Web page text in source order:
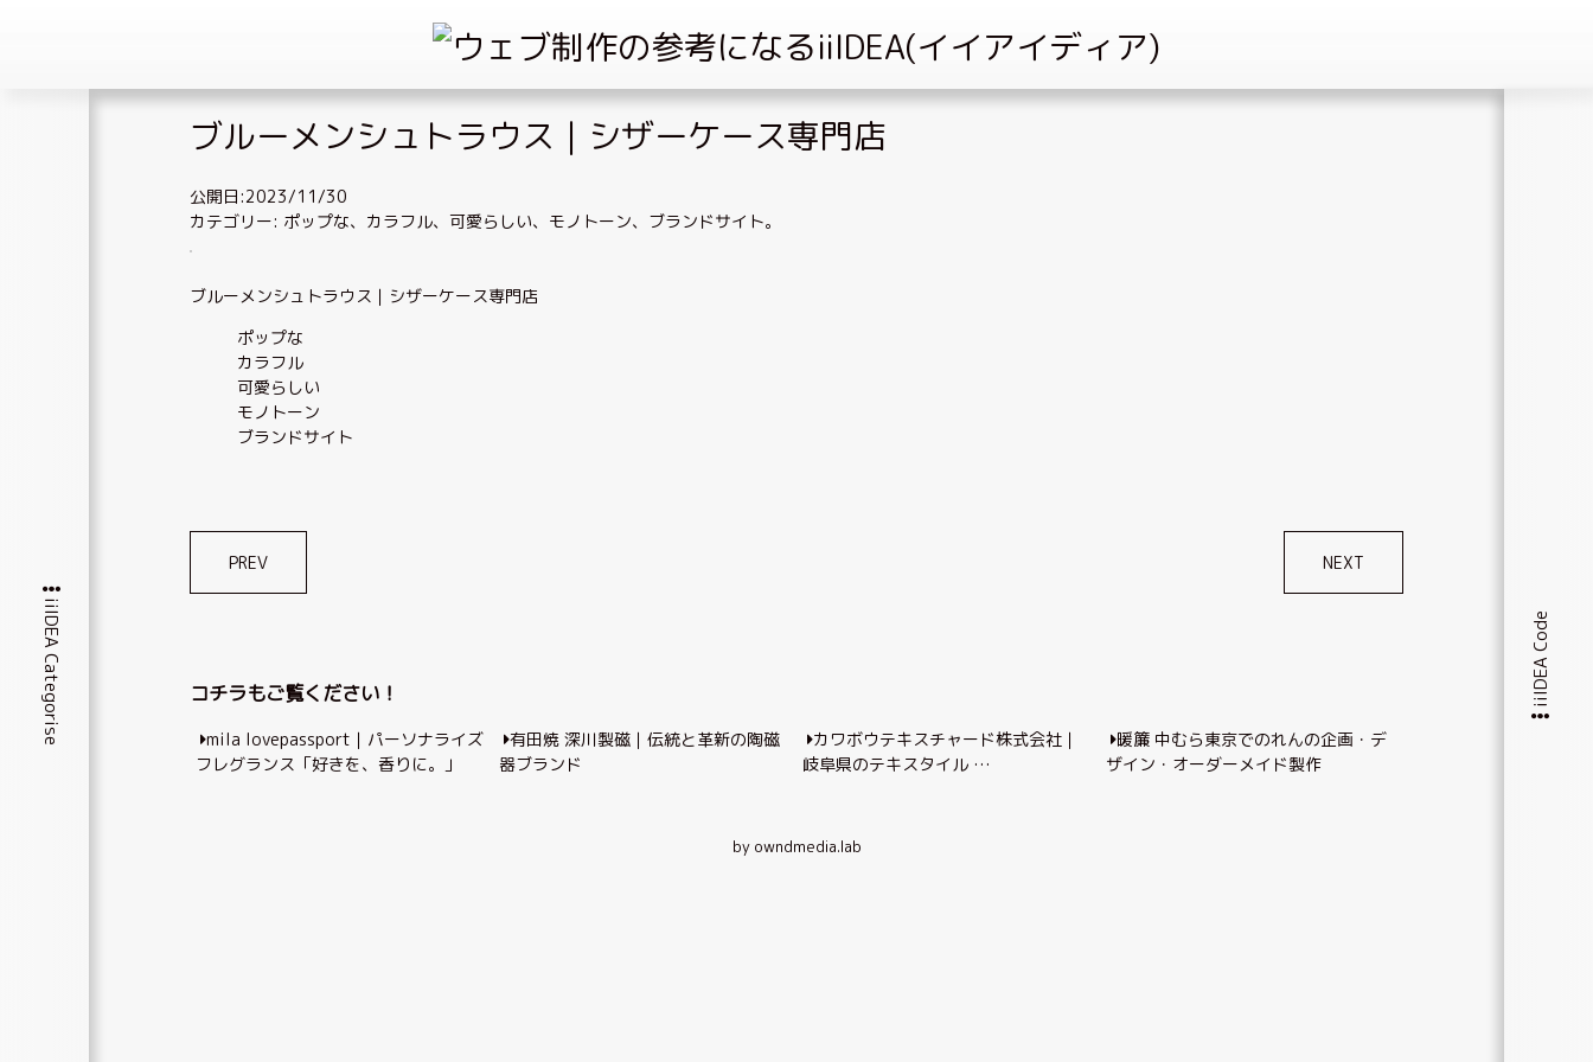
Skip
to
content
iiIDEA Categorise iiIDEA Code
ブルーメンシュトラウス｜シザーケース専門店
公開日:2023/11/30
カテゴリー: ポップな、 カラフル、 可愛らしい、 モノトーン、 ブランドサイト。
ブルーメンシュトラウス｜シザーケース専門店
ポップな
カラフル
可愛らしい
モノトーン
ブランドサイト
稿
ー
PREV NEXT
コチラもご覧ください！
mila lovepassport｜パーソナライズ
フレグランス「好きを、香りに。」
有田焼 深川製磁｜伝統と革新の陶磁
器ブランド
カワボウテキスチャード株式会社｜
岐阜県のテキスタイル …
暖簾 中むら東京でのれんの企画・デ
ザイン・オーダーメイド製作
by owndmedia.lab